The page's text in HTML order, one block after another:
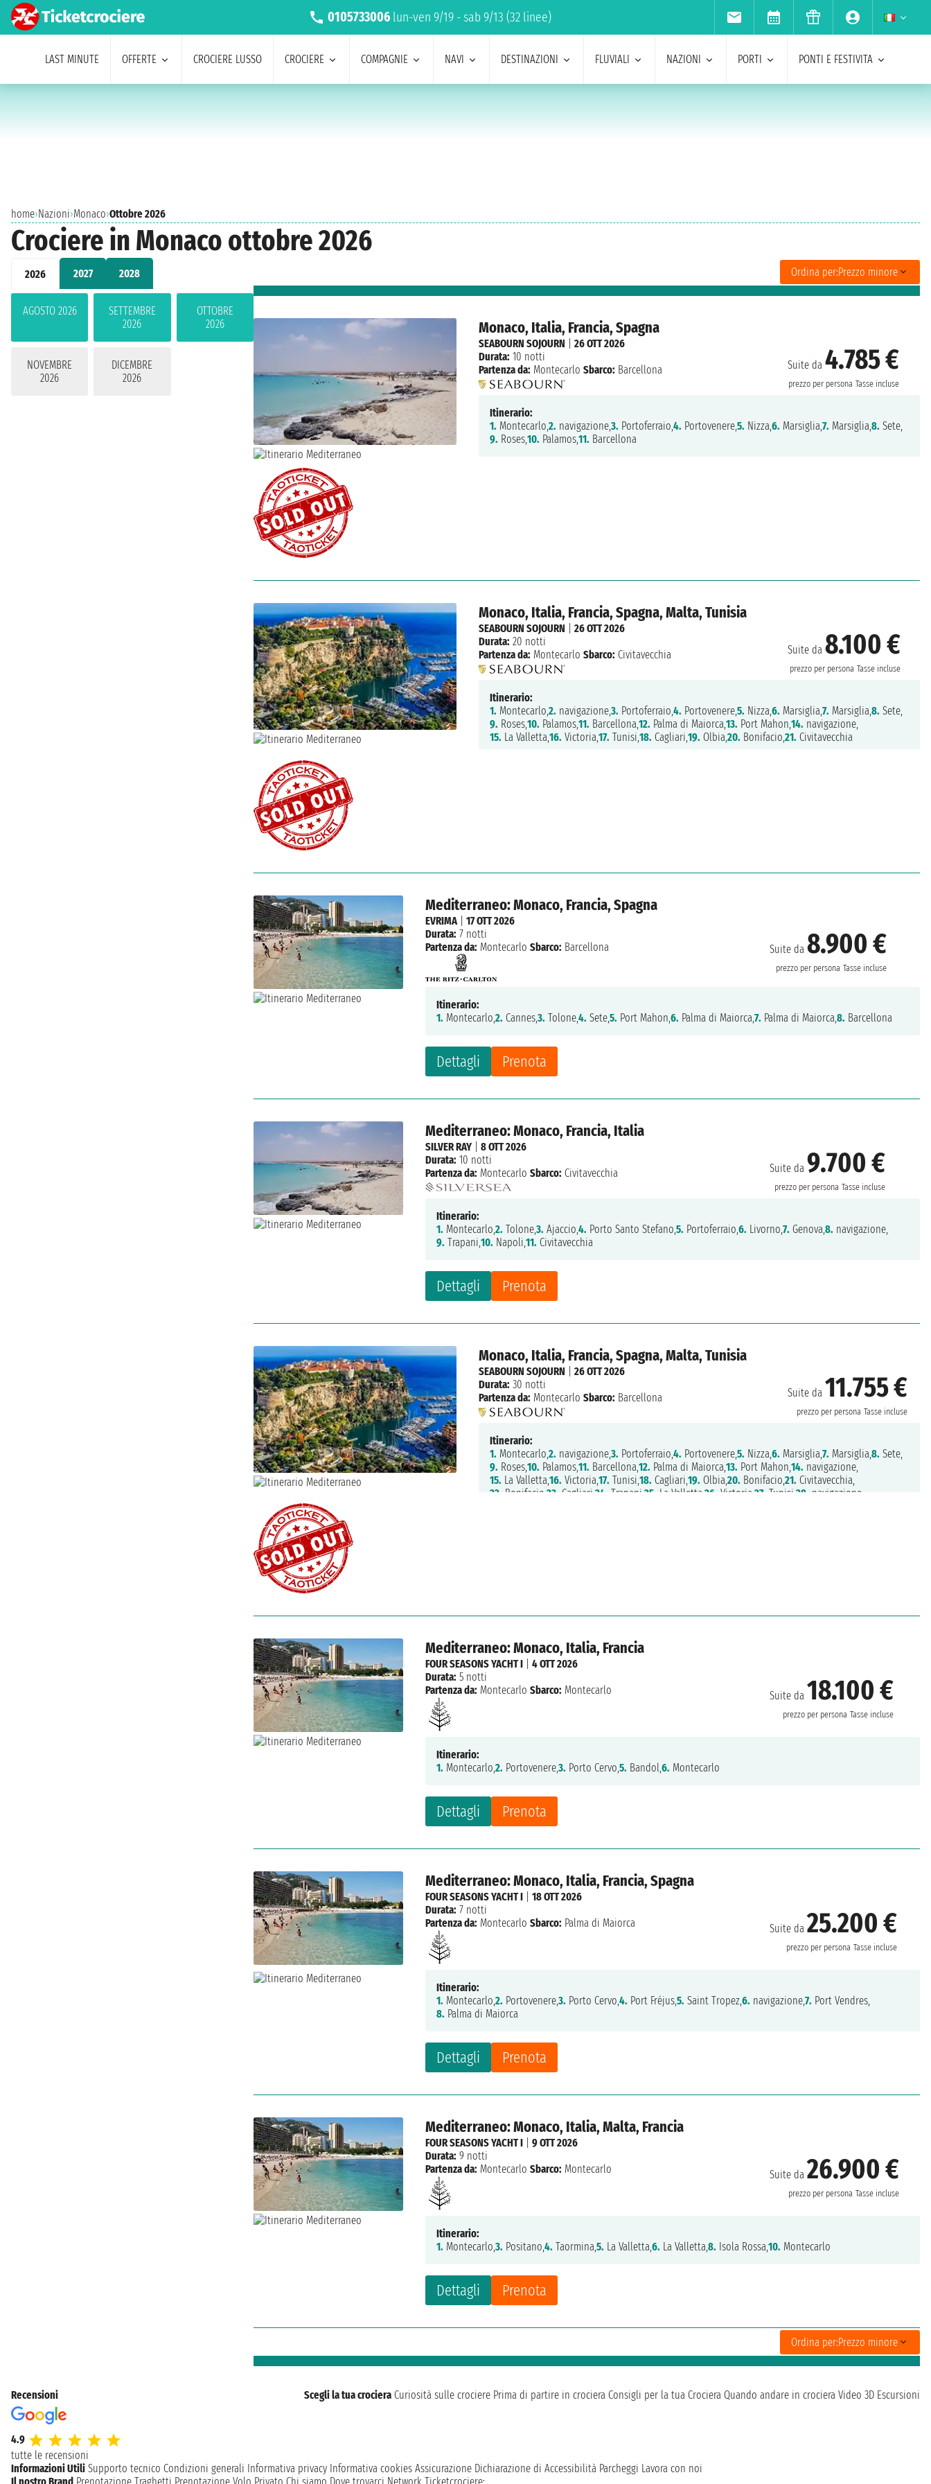
0105733006 lun-ven 9/19 - sab 9/13 (32 linee)
LAST MINUTE OFFERTE CROCIERE LUSSO CROCIERE COMPAGNIE NAVI DESTINAZIONI FLUVIALI NAZIONI PORTI PONTI E FESTIVITA
home›Nazioni›Monaco›Ottobre 2026
Crociere in Monaco ottobre 2026
2026 2027 2028
AGOSTO 2026
SETTEMBRE
2026
OTTOBRE
2026
NOVEMBRE
2026
DICEMBRE
2026
Ordina per:Prezzo minore
Monaco, Italia, Francia, Spagna
Suite da 4.785 €
prezzo per persona Tasse incluse
SEABOURN SOJOURN
26 OTT 2026
Durata: 10 notti
Partenza da: Montecarlo Sbarco: Barcellona
Itinerario:
1. Montecarlo,2. navigazione,3. Portoferraio,4. Portovenere,5. Nizza,6. Marsiglia,7. Marsiglia,8. Sete,
9. Roses,10. Palamos,11. Barcellona
Monaco, Italia, Francia, Spagna, Malta, Tunisia
Suite da 8.100 €
prezzo per persona Tasse incluse
SEABOURN SOJOURN
26 OTT 2026
Durata: 20 notti
Partenza da: Montecarlo Sbarco: Civitavecchia
Itinerario:
1. Montecarlo,2. navigazione,3. Portoferraio,4. Portovenere,5. Nizza,6. Marsiglia,7. Marsiglia,8. Sete,
9. Roses,10. Palamos,11. Barcellona,12. Palma di Maiorca,13. Port Mahon,14. navigazione,
15. La Valletta,16. Victoria,17. Tunisi,18. Cagliari,19. Olbia,20. Bonifacio,21. Civitavecchia
Mediterraneo: Monaco, Francia, Spagna
Suite da8.900 €
prezzo per persona Tasse incluse
Dettagli Prenota
EVRIMA|17 OTT 2026
Durata: 7 notti
Partenza da: Montecarlo Sbarco: Barcellona
Itinerario:
1. Montecarlo,2. Cannes,3. Tolone,4. Sete,5. Port Mahon,6. Palma di Maiorca,7. Palma di Maiorca,8. Barcellona
Mediterraneo: Monaco, Francia, Italia
Suite da 9.700 €
prezzo per persona Tasse incluse
Dettagli Prenota
SILVER RAY |8 OTT 2026
Durata: 10 notti
Partenza da: Montecarlo Sbarco: Civitavecchia
Itinerario:
1. Montecarlo,2. Tolone,3. Ajaccio,4. Porto Santo Stefano,5. Portoferraio,6. Livorno,7. Genova,8. navigazione,
9. Trapani,10. Napoli,11. Civitavecchia
Monaco, Italia, Francia, Spagna, Malta, Tunisia
Suite da 11.755 €
prezzo per persona Tasse incluse
SEABOURN SOJOURN
26 OTT 2026
Durata: 30 notti
Partenza da: Montecarlo Sbarco: Barcellona
Itinerario:
1. Montecarlo,2. navigazione,3. Portoferraio,4. Portovenere,5. Nizza,6. Marsiglia,7. Marsiglia,8. Sete,
9. Roses,10. Palamos,11. Barcellona,12. Palma di Maiorca,13. Port Mahon,14. navigazione,
15. La Valletta,16. Victoria,17. Tunisi,18. Cagliari,19. Olbia,20. Bonifacio,21. Civitavecchia,
22. Bonifacio, 23. Cagliari, 24. Trapani, 25. La Valletta, 26. Victoria, 27. Tunisi, 28. navigazione,
Mediterraneo: Monaco, Italia, Francia
Suite da 18.100 €
prezzo per persona Tasse incluse
Dettagli Prenota
FOUR SEASONS YACHT I |4 OTT 2026
Durata: 5 notti
Partenza da: Montecarlo Sbarco: Montecarlo
Itinerario:
1. Montecarlo,2. Portovenere,3. Porto Cervo,5. Bandol,6. Montecarlo
Mediterraneo: Monaco, Italia, Francia, Spagna
Suite da25.200 €
prezzo per persona Tasse incluse
Dettagli Prenota
FOUR SEASONS YACHT I |18 OTT 2026
Durata: 7 notti
Partenza da: Montecarlo Sbarco: Palma di Maiorca
Itinerario:
1. Montecarlo,2. Portovenere,3. Porto Cervo,4. Port Fréjus,5. Saint Tropez,6. navigazione,7. Port Vendres,
8. Palma di Maiorca
Mediterraneo: Monaco, Italia, Malta, Francia
Suite da26.900 €
prezzo per persona Tasse incluse
Dettagli Prenota
FOUR SEASONS YACHT I |9 OTT 2026
Durata: 9 notti
Partenza da: Montecarlo Sbarco: Montecarlo
Itinerario:
1. Montecarlo,3. Positano,4. Taormina,5. La Valletta,6. La Valletta,8. Isola Rossa,10. Montecarlo
Ordina per:Prezzo minore
Recensioni
4.9
tutte le recensioni
Scegli la tua crociera Curiosità sulle crociere Prima di partire in crociera Consigli per la tua Crociera Quando andare in crociera Video 3D Escursioni
Informazioni Utili Supporto tecnico Condizioni generali Informativa privacy Informativa cookies Assicurazione Dichiarazione di Accessibilità Parcheggi Lavora con noi